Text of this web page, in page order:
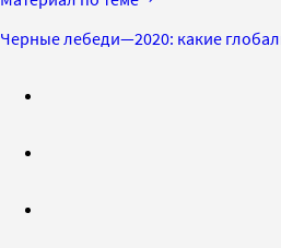
Черные лебеди—2020: какие